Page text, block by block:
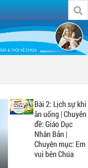
Bài 2: Lịch sự khi
ăn uống | Chuyên
đề: Giáo Dục
Nhân Bản |
Chuyên mục: Em
vui bên Chúa